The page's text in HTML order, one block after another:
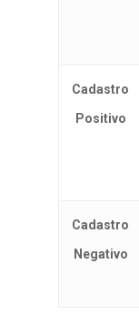
Cadastro
Positivo
Cadastro
Negativo